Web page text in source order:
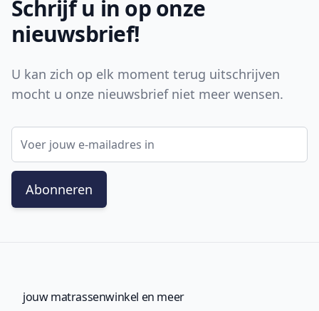
Schrijf u in op onze
nieuwsbrief!
U kan zich op elk moment terug uitschrijven
mocht u onze nieuwsbrief niet meer wensen.
E-mail adres
Abonneren
jouw matrassenwinkel en meer